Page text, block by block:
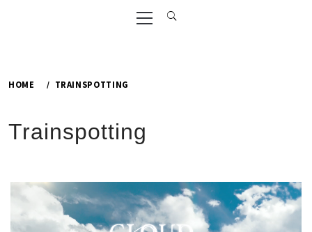
Primary
Menu
HOME TRAINSPOTTING
Trainspotting